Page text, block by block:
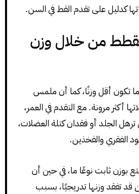
كدليل على تقدم القط في السن.
من خلال وزن
تكون أقل وزنًا، كما أن ملمس
أكثر مرونة. مع التقدم في العمر،
الجلد أو فقدان كتلة العضلات،
الفقري والفخذين.
بوزن ثابت نوعًا ما، في حين أن
قد تفقد وزنها تدريجيًا، بسبب